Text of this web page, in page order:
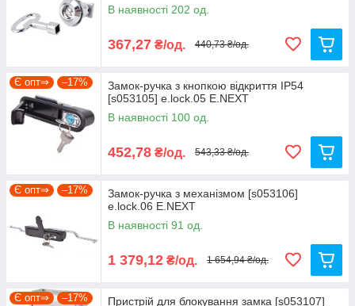
В наявності 202 од.
367,27 ₴/од. 440,73 ₴/од.
Є опт⇒ –17%
Замок-ручка з кнопкою відкриття IP54
[s053105] e.lock.05 E.NEXT
В наявності 100 од.
452,78 ₴/од. 543,33 ₴/од.
Є опт⇒ –17%
Замок-ручка з механізмом [s053106]
e.lock.06 E.NEXT
В наявності 91 од.
1 379,12 ₴/од. 1 654,94 ₴/од.
Є опт⇒ –17%
Пристрій для блокування замка [s053107]